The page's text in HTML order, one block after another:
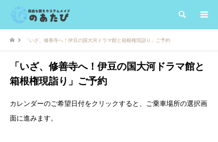
検索
「いざ、修善寺へ！伊豆の国大河ドラマ館と箱根権現詣り」ご予約
「いざ、修善寺へ！伊豆の国大河ドラマ館と
箱根権現詣り」ご予約
カレンダーのご希望日付をクリックすると、ご乗車場所の選択画
面に進みます。